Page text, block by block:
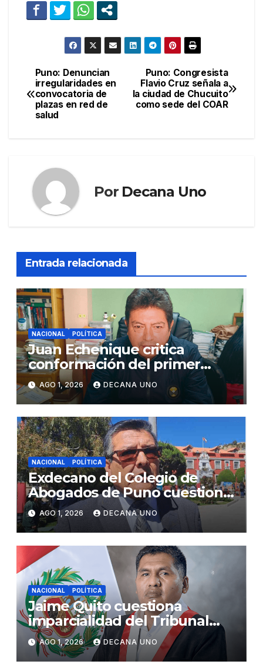
Navegación
de
Puno: Congresista
Flavio Cruz señala a
la ciudad de Chucuito
como sede del COAR
Puno: Denuncian
irregularidades en
convocatoria de
plazas en red de
salud
Por Decana Uno
Entrada relacionada
NACIONAL POLÍTICA
Juan Echenique critica
conformación del primer
gabinete ministerial de Keiko
Fujimori
AGO 1, 2026 DECANA UNO
NACIONAL POLÍTICA
Exdecano del Colegio de
Abogados de Puno cuestiona
propuestas sobre seguridad
ciudadana
AGO 1, 2026 DECANA UNO
NACIONAL POLÍTICA
Jaime Quito cuestiona
imparcialidad del Tribunal
Constitucional tras liberación
de Ollanta Humala
AGO 1, 2026 DECANA UNO